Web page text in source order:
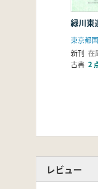
緑川
新刊 在
古書 2
レビュー